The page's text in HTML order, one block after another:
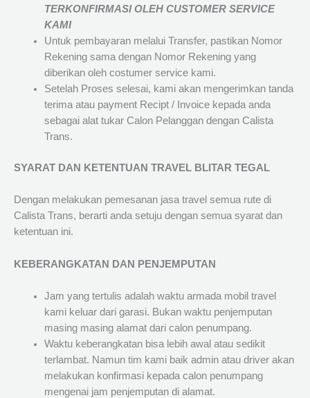
TERKONFIRMASI OLEH CUSTOMER SERVICE
KAMI
Untuk pembayaran melalui Transfer, pastikan Nomor
Rekening sama dengan Nomor Rekening yang
diberikan oleh costumer service kami.
Setelah Proses selesai, kami akan mengerimkan tanda
terima atau payment Recipt / Invoice kepada anda
sebagai alat tukar Calon Pelanggan dengan Calista
Trans.
SYARAT DAN KETENTUAN TRAVEL BLITAR TEGAL
Dengan melakukan pemesanan jasa travel semua rute di
Calista Trans, berarti anda setuju dengan semua syarat dan
ketentuan ini.
KEBERANGKATAN DAN PENJEMPUTAN
Jam yang tertulis adalah waktu armada mobil travel
kami keluar dari garasi. Bukan waktu penjemputan
masing masing alamat dari calon penumpang.
Waktu keberangkatan bisa lebih awal atau sedikit
terlambat. Namun tim kami baik admin atau driver akan
melakukan konfirmasi kepada calon penumpang
mengenai jam penjemputan di alamat.